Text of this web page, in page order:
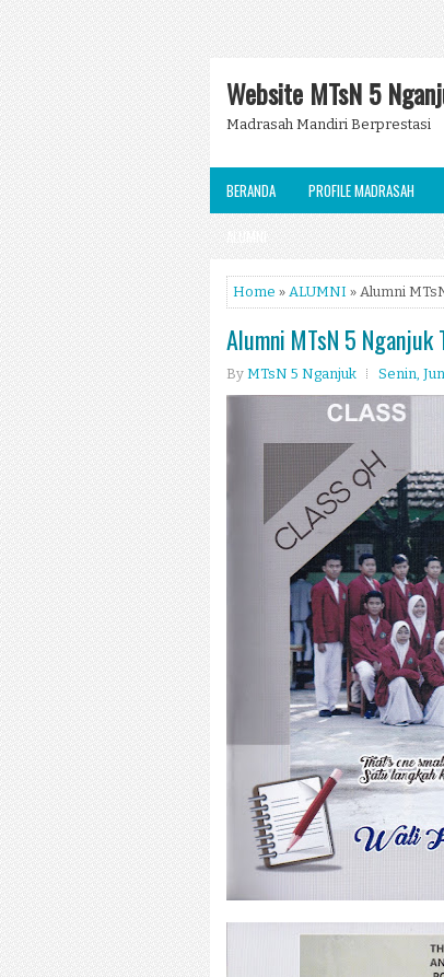
Website MTsN 5
Madrasah Mandiri Berprestasi
BERANDA PROFILE MADRASAH
ALUMNI
Home » ALUMNI » Alumni
Alumni MTsN 5
By MTsN 5 Nganjuk Senin,